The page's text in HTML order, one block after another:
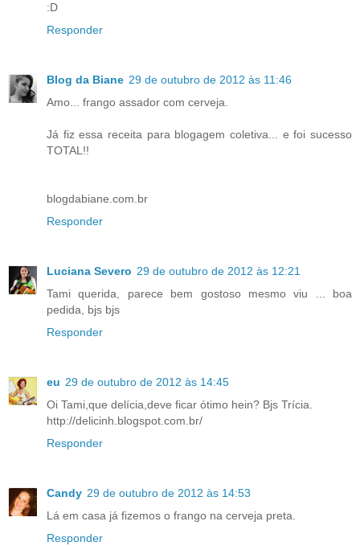
:D
Responder
Blog da Biane 29 de outubro de 2012 às 11:46
Amo... frango assador com cerveja.
Já fiz essa receita para blogagem coletiva... e foi sucesso
TOTAL!!
blogdabiane.com.br
Responder
Luciana Severo 29 de outubro de 2012 às 12:21
Tami querida, parece bem gostoso mesmo viu ... boa
pedida, bjs bjs
Responder
eu 29 de outubro de 2012 às 14:45
Oi Tami,que delícia,deve ficar ótimo hein? Bjs Trícia.
http://delicinh.blogspot.com.br/
Responder
Candy 29 de outubro de 2012 às 14:53
Lá em casa já fizemos o frango na cerveja preta.
Responder